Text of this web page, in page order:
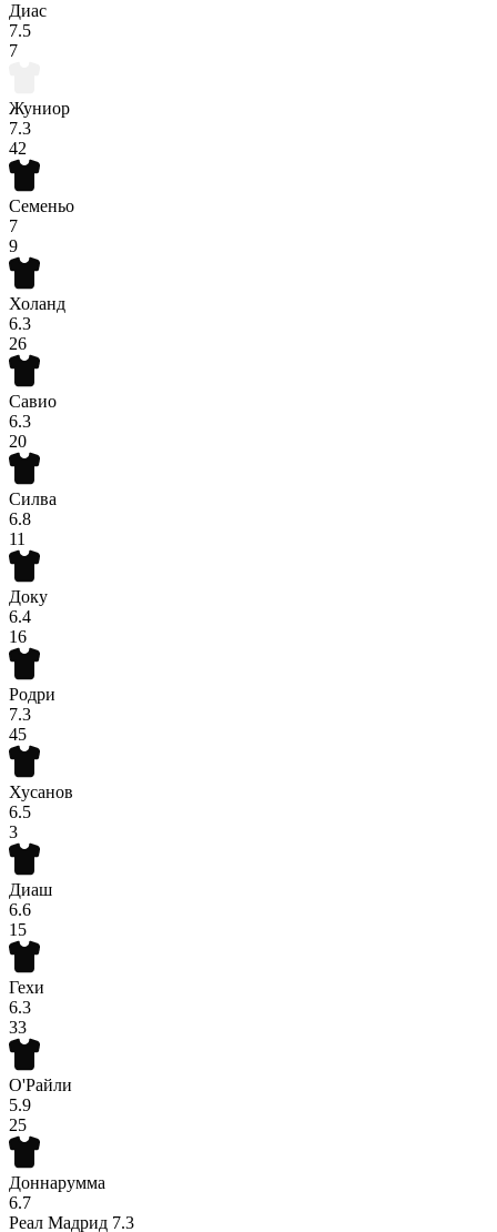
Диас
7.5
7
Жуниор
7.3
42
Семеньо
7
9
Холанд
6.3
26
Савио
6.3
20
Силва
6.8
11
Доку
6.4
16
Родри
7.3
45
Хусанов
6.5
3
Диаш
6.6
15
Гехи
6.3
33
О'Райли
5.9
25
Доннарумма
6.7
Реал Мадрид 7.3